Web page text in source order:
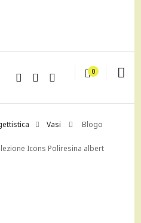
0
Vasi Blogo
Icons Poliresina albert